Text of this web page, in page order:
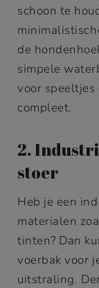
schoon te
de
simpele
voor speeltjes
compleet.
2.
stoer
Heb je een
materialen
tinten? Dan
voerbak voor
uitstraling.